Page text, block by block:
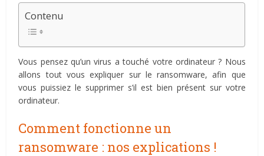
Contenu
Vous pensez qu’un virus a touché votre ordinateur ? Nous
allons tout vous expliquer sur le ransomware, afin que
vous puissiez le supprimer s’il est bien présent sur votre
ordinateur.
Comment fonctionne un
ransomware : nos explications !